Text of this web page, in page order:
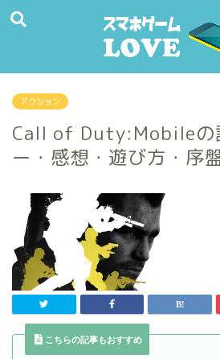
アクション
Call of Duty:Mobileの
ー・感想・遊び方・序
こちらの記事もおすすめ